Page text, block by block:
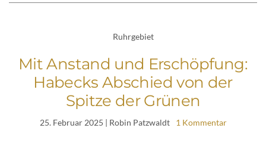
Ruhrgebiet
Mit Anstand und Erschöpfung:
Habecks Abschied von der
Spitze der Grünen
25. Februar 2025 | Robin Patzwaldt 1 Kommentar